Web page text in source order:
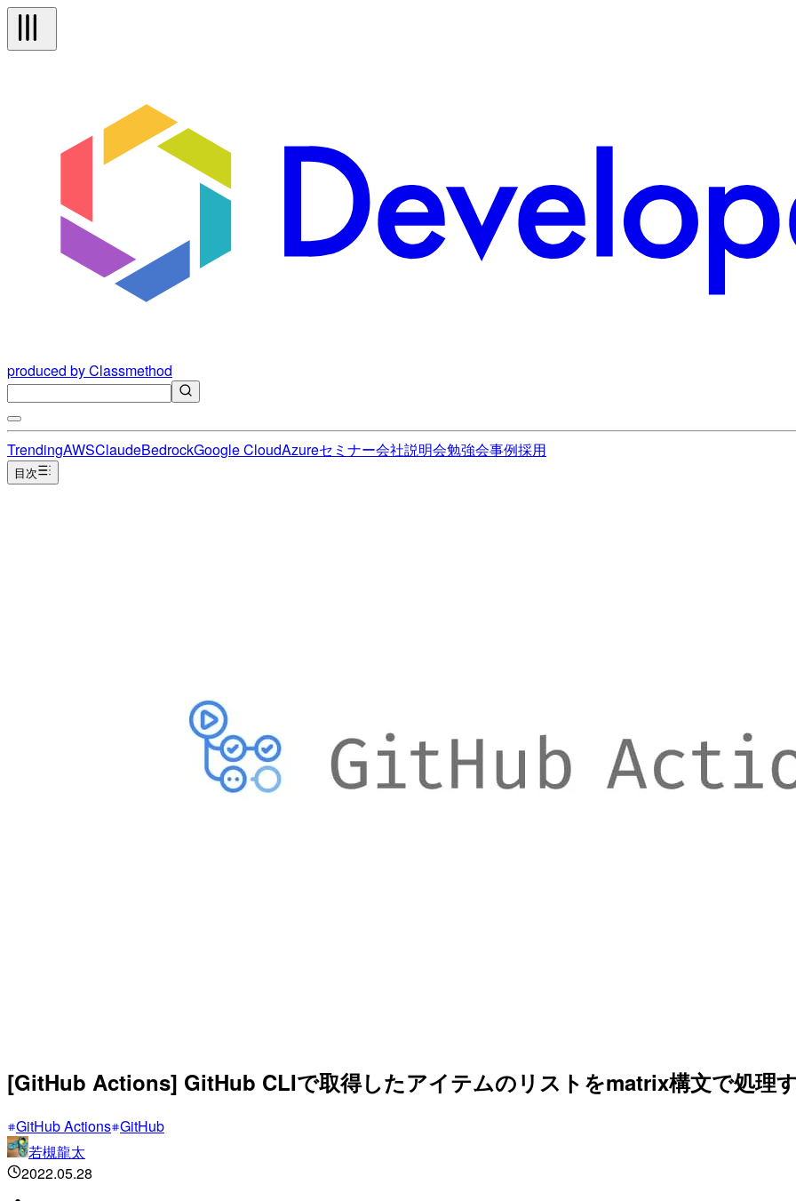
produced by Classmethod
TrendingAWSClaudeBedrockGoogle CloudAzureセミナー会社説明会勉強会事例採用
目次
[GitHub Actions] GitHub CLIで取得したアイテムのリストをmatrix構文で処理
GitHub Actions GitHub
若槻龍太
2022.05.28